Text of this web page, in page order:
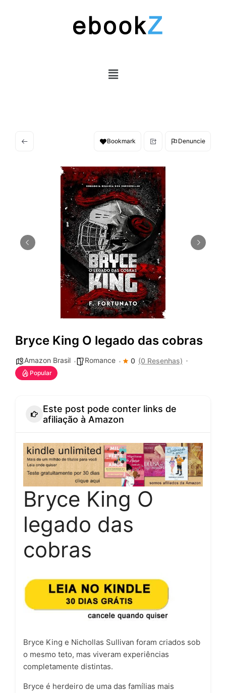
Bookmark Denuncie
Bryce King O legado das cobras
Amazon Brasil Romance 0 (0 Resenhas)
Popular
Este post pode conter links de
afiliação à Amazon
Bryce King O
legado das
cobras
Bryce King e Nichollas Sullivan foram criados sob
o mesmo teto, mas viveram experiências
completamente distintas.
Bryce é herdeiro de uma das famílias mais